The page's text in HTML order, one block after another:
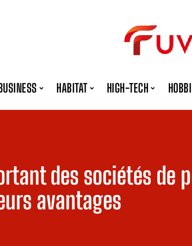
HABITAT HIGH-TECH
des sociétés de
avantages